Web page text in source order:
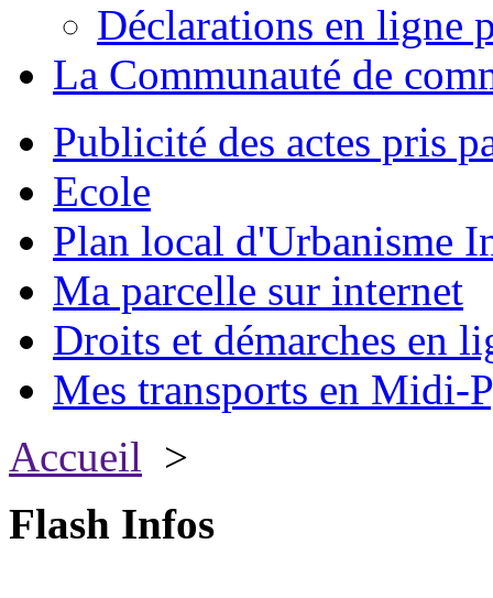
Déclarations en ligne
La Communauté de
Publicité des actes pris
Ecole
Plan local d'Urbanisme
Ma parcelle sur internet
Droits et démarches en
Mes transports en Midi-
Accueil >
Flash Infos